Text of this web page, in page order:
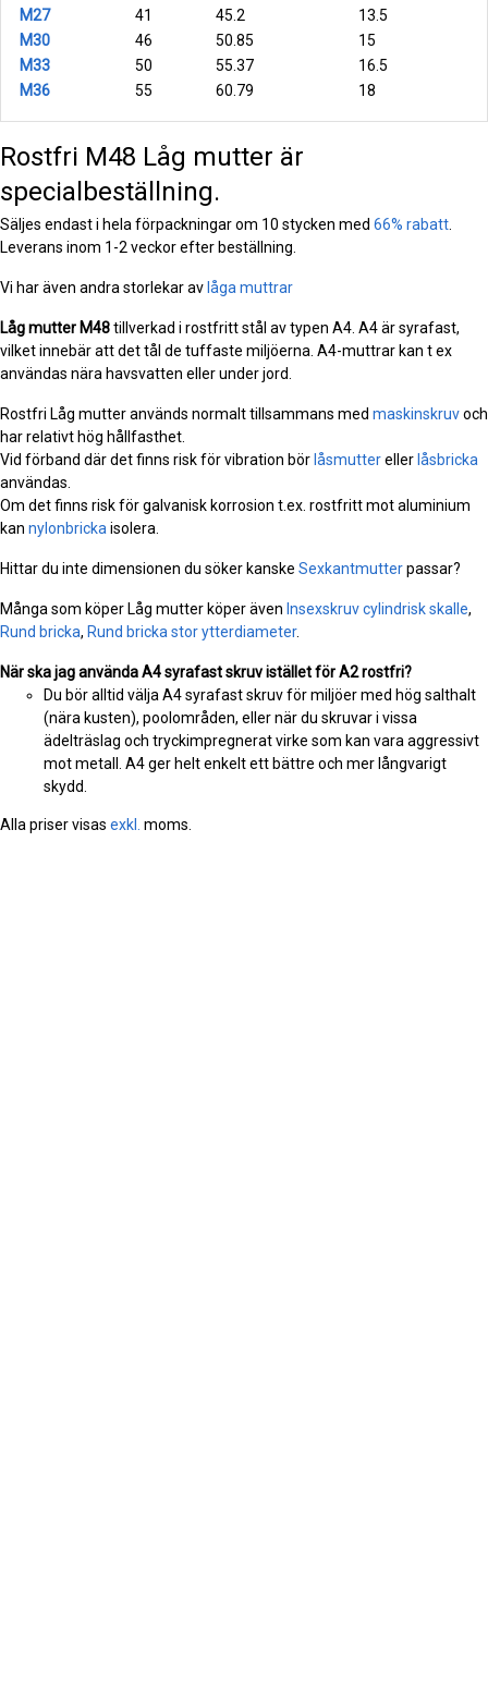
M27
41 45.2
13.5
M30
46 50.85
15
M33
50 55.37
16.5
M36
55 60.79 18
Rostfri M48 Låg mutter är
specialbeställning.
Säljes endast i hela förpackningar om 10 stycken med 66% rabatt
Leverans inom 1-2 veckor efter beställning.
Vi har även andra storlekar av låga muttrar
Låg mutter M48tillverkad i rostfritt stål av typen A4. A4 är syrafast,
vilket innebär att det tål de tuffaste miljöerna. A4-muttrar kan t ex
användas nära havsvatten eller under jord.
Rostfri Låg mutter används normalt tillsammans med maskinskruvoch
har relativt hög hållfasthet.
Vid förband där det finns risk för vibration bör låsmuttereller låsbricka
användas.
Om det finns risk för galvanisk korrosion t.ex. rostfritt mot aluminium
kan nylonbricka isolera.
Hittar du inte dimensionen du söker kanske Sexkantmutterpassar?
Många som köper Låg mutter köper även Insexskruv cylindrisk skalle,
Rund bricka, Rund bricka stor ytterdiameter.
När ska jag använda A4 syrafast skruv istället för A2 rostfri?
Du bör alltid välja A4 syrafast skruv för miljöer med hög salthalt
(nära kusten), poolområden, eller när du skruvar i vissa
ädelträslag och tryckimpregnerat virke som kan vara aggressivt
mot metall. A4 ger helt enkelt ett bättre och mer långvarigt
skydd.
Alla priser visas exkl. moms.